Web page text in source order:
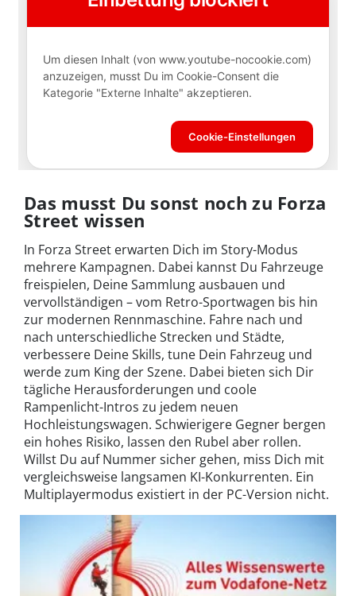
Das musst Du sonst noch zu Forza
Street wissen
In Forza Street erwarten Dich im Story-Modus
mehrere Kampagnen. Dabei kannst Du Fahrzeuge
freispielen, Deine Sammlung ausbauen und
vervollständigen – vom Retro-Sportwagen bis hin
zur modernen Rennmaschine. Fahre nach und
nach unterschiedliche Strecken und Städte,
verbessere Deine Skills, tune Dein Fahrzeug und
werde zum King der Szene. Dabei bieten sich Dir
tägliche Herausforderungen und coole
Rampenlicht-Intros zu jedem neuen
Hochleistungswagen. Schwierigere Gegner bergen
ein hohes Risiko, lassen den Rubel aber rollen.
Willst Du auf Nummer sicher gehen, miss Dich mit
vergleichsweise langsamen KI-Konkurrenten. Ein
Multiplayermodus existiert in der PC-Version nicht.